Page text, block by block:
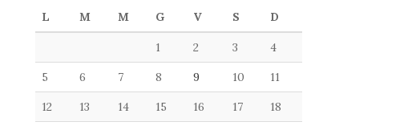
L M M G V S D
1 2 3 4
5 6 7 8 9 10 11
12 13 14 15 16 17 18